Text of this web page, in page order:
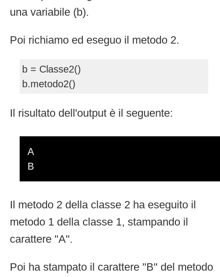
una variabile (b).
Poi richiamo ed eseguo il metodo 2.
b = Classe2()
b.metodo2()
Il risultato dell'output è il seguente:
A
B
Il metodo 2 della classe 2 ha eseguito il
metodo 1 della classe 1, stampando il
carattere "A".
Poi ha stampato il carattere "B" del metodo